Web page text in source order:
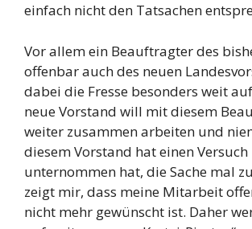
einfach nicht den Tatsachen
Vor allem ein Beauftragter des
offenbar auch des neuen
dabei die Fresse besonders weit
neue Vorstand will mit diesem
weiter zusammen arbeiten und
diesem Vorstand hat einen Versuch
unternommen hat, die Sache mal
zeigt mir, dass meine Mitarbeit
nicht mehr gewünscht ist. Daher